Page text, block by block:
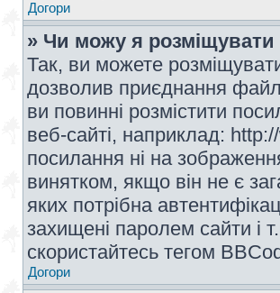
Догори
» Чи можу я
Так, ви можете
дозволив приєднання
ви повинні розмістити
веб-сайті, наприклад:
посилання ні на
винятком, якщо він не є
яких потрібна
захищені паролем сайти і
скористайтесь тегом
Догори